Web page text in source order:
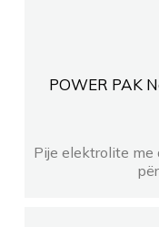
POWER PAK
Pije elektrolite me